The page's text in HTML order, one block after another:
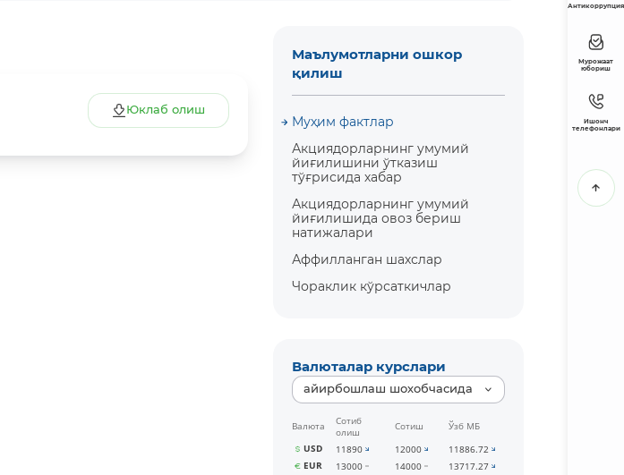
Юклаб олиш
Маълумотларни ошкор
қилиш
Муҳим фактлар
Акциядорларнинг умумий
йиғилишини ўтказиш
тўғрисида хабар
Акциядорларнинг умумий
йиғилишида овоз бериш
натижалари
Аффилланган шахслар
Чораклик кўрсаткичлар
Валюталар курслари
айирбошлаш шохобчасида
Валюта
Сотиб
олиш
Сотиш
Ўзб МБ
USD
11890 12000
11886.72
EUR
13000 14000
13717.27
Антикоррупция
Мурожаат
юбориш
Ишонч
телефонлари